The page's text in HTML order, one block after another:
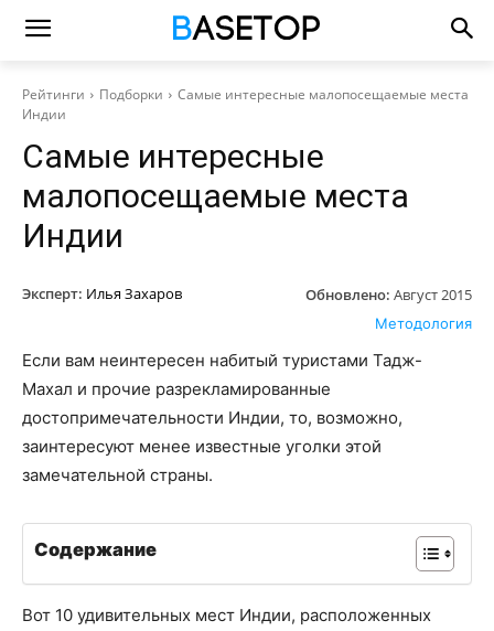
Рейтинги Подборки
Самые интересные малопосещаемые места
Индии
Самые интересные
малопосещаемые места
Индии
Эксперт: Илья Захаров Обновлено: Август 2015
Методология
Если вам неинтересен набитый туристами Тадж-
Махал и прочие разрекламированные
достопримечательности Индии, то, возможно,
заинтересуют менее известные уголки этой
замечательной страны.
Содержание
Вот 10 удивительных мест Индии, расположенных